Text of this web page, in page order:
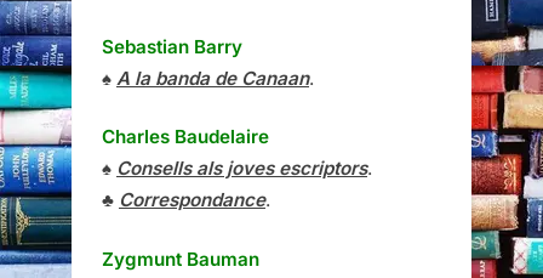
Sebastian Barry
♠ A la banda de Canaan.
Charles Baudelaire
♠ Consells als joves escriptors.
♣ Correspondance.
Zygmunt Bauman